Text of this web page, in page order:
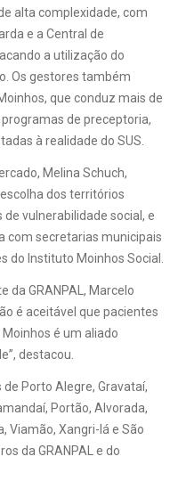
alta complexidade, com
e a Central de
a utilização do
Os gestores também
que conduz mais de
de preceptoria,
à realidade do SUS.
Melina Schuch,
dos territórios
vulnerabilidade social, e
com secretarias municipais
do Instituto Moinhos Social.
da GRANPAL, Marcelo
é aceitável que pacientes
é um aliado
destacou.
Porto Alegre, Gravataí,
Portão, Alvorada,
Viamão, Xangri-lá e São
da GRANPAL e do